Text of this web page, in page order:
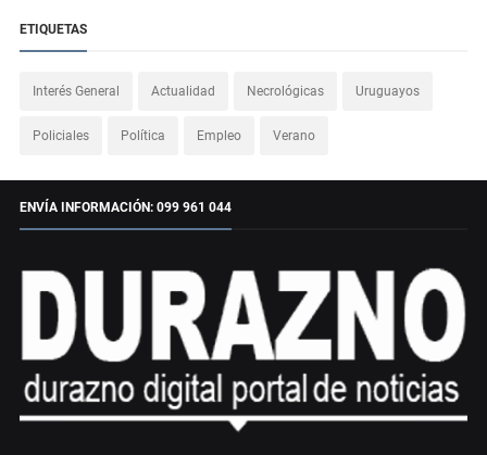
ETIQUETAS
Interés General Actualidad Necrológicas Uruguayos
Policiales Política Empleo Verano
ENVÍA INFORMACIÓN: 099 961 044